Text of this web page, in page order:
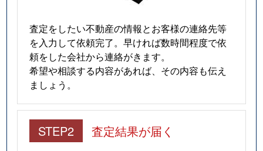
査定をしたい不動産の情報とお客様の連絡先等
を入力して依頼完了。早ければ数時間程度で依
頼をした会社から連絡がきます。
希望や相談する内容があれば、その内容も伝え
ましょう。
STEP2 査定結果が届く